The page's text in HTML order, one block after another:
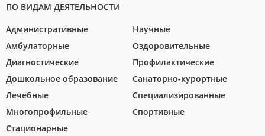
ПО ВИДАМ ДЕЯТЕЛЬНОСТИ
Административные
Амбулаторные
Диагностические
Дошкольное образование
Лечебные
Многопрофильные
Научные
Оздоровительные
Профилактические
Санаторно-курортные
Специализированные
Спортивные
Стационарные